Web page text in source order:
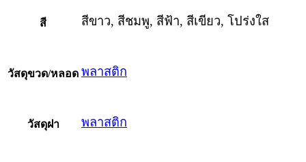
สี สีขาว, สีชมพู, สีฟ้า, สีเขียว, โปร่งใส
วัสดุขวด/หลอด พลาสติก
วัสดุฝา พลาสติก